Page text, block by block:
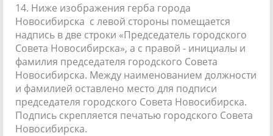
14. Ниже изображения герба города
Новосибирска с левой стороны помещается
надпись в две строки «Председатель городского
Совета Новосибирска», а с правой - инициалы и
фамилия председателя городского Совета
Новосибирска. Между наименованием должности
и фамилией оставлено место для подписи
председателя городского Совета Новосибирска.
Подпись скрепляется печатью городского Совета
Новосибирска.